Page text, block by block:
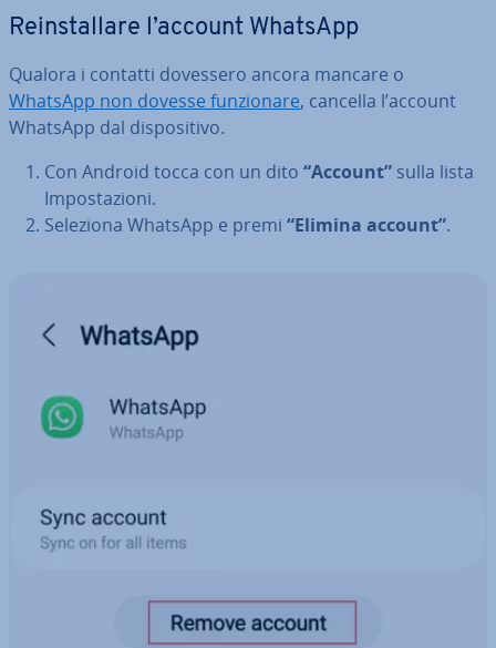
Rein­stal­la­re l’account WhatsApp
Qualora i contatti dovessero ancora mancare o
WhatsApp non dovesse fun­zio­na­re, cancella l’account
WhatsApp dal di­spo­si­ti­vo.
Con Android tocca con un dito “Account” sulla lista
Im­po­sta­zio­ni.
Seleziona WhatsApp e premi “Elimina account”.